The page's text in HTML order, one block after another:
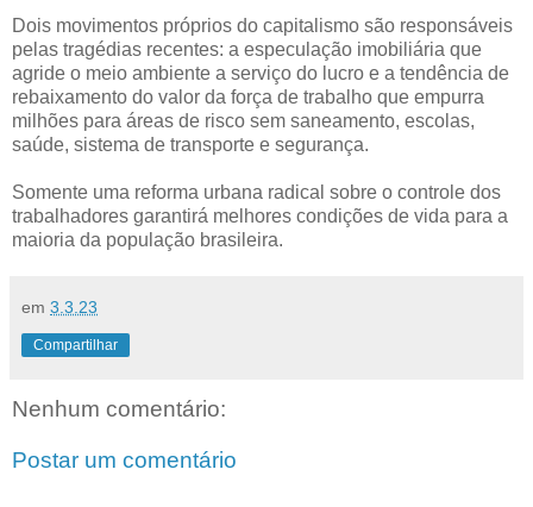
Dois movimentos próprios do capitalismo são responsáveis
pelas tragédias recentes: a especulação imobiliária que
agride o meio ambiente a serviço do lucro e a tendência de
rebaixamento do valor da força de trabalho que empurra
milhões para áreas de risco sem saneamento, escolas,
saúde, sistema de transporte e segurança.
Somente uma reforma urbana radical sobre o controle dos
trabalhadores garantirá melhores condições de vida para a
maioria da população brasileira.
em 3.3.23
Compartilhar
Nenhum comentário:
Postar um comentário